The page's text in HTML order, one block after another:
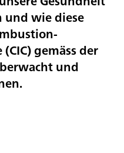
wie diese
gemäss der
und